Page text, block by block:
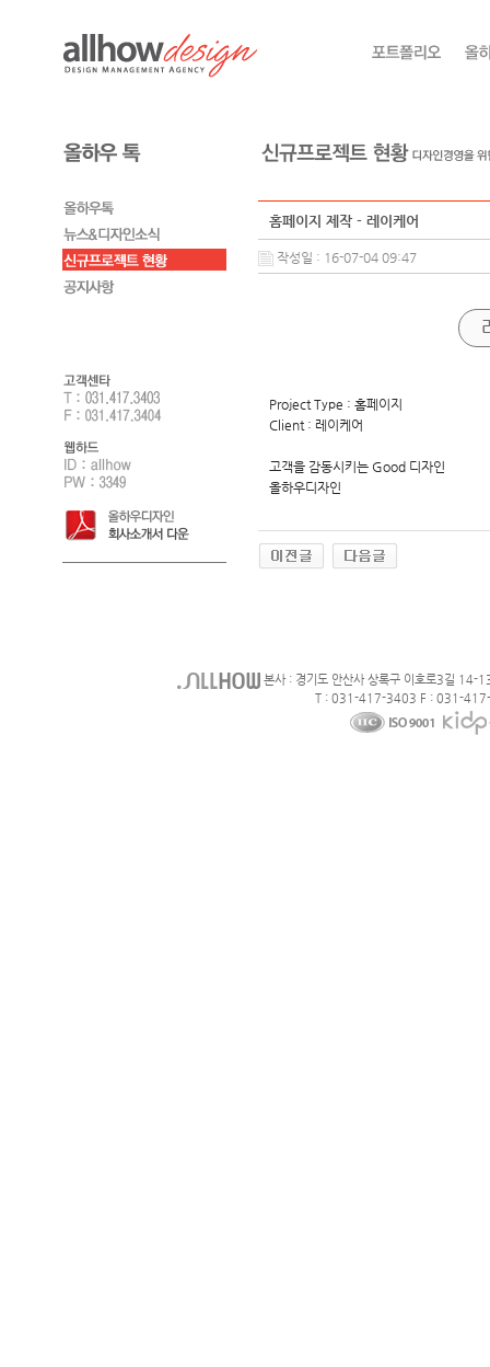
홈페이지 제작 - 레이케어
작성일 : 16-07-04 09:47
Project Type : 홈페이지
Client : 레이케어
고객을 감동시키는 Good 디자인
올하우디자인
본사 : 경기도 안산사 상록구 이호로3길 14-
T : 031-417-3403 F : 031-